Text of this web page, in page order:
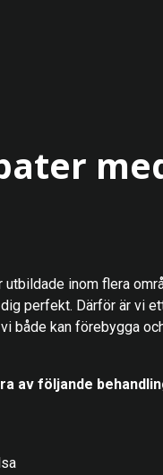
utbildade inom flera
perfekt. Därför är vi
både kan förebygga
av följande